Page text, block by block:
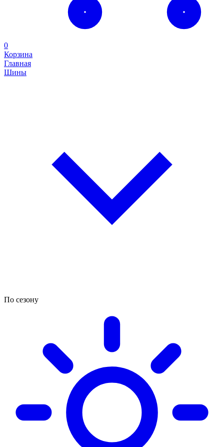
0
Корзина
Главная
Шины
По сезону